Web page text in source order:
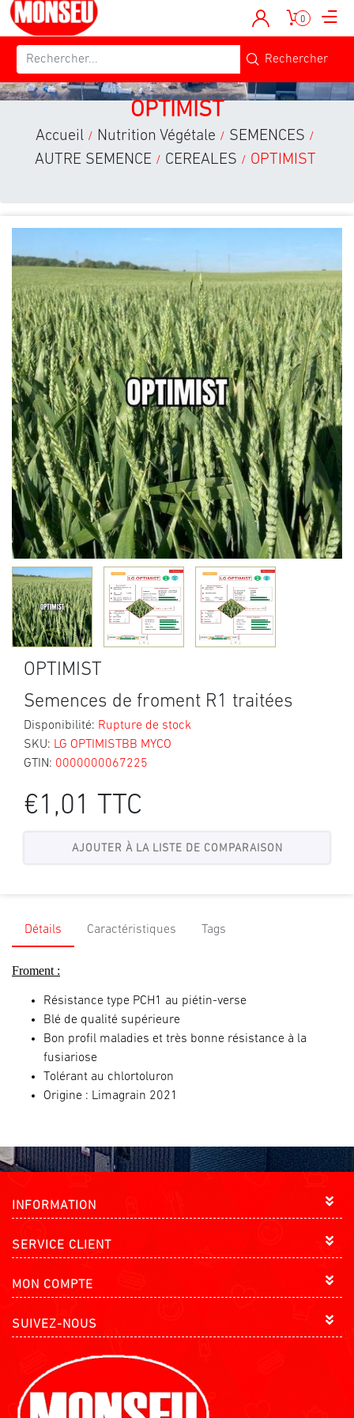
0
OPTIMIST
Accueil / Nutrition Végétale / SEMENCES /
AUTRE SEMENCE / CEREALES / OPTIMIST
OPTIMIST
Semences de froment R1 traitées
Disponibilité: Rupture de stock
SKU: LG OPTIMISTBB MYCO
GTIN: 0000000067225
€1,01 TTC
Détails Caractéristiques Tags
Froment :
Résistance type PCH1 au piétin-verse
Blé de qualité supérieure
Bon profil maladies et très bonne résistance à la
fusiariose
Tolérant au chlortoluron
Origine : Limagrain 2021
INFORMATION
SERVICE CLIENT
MON COMPTE
SUIVEZ-NOUS